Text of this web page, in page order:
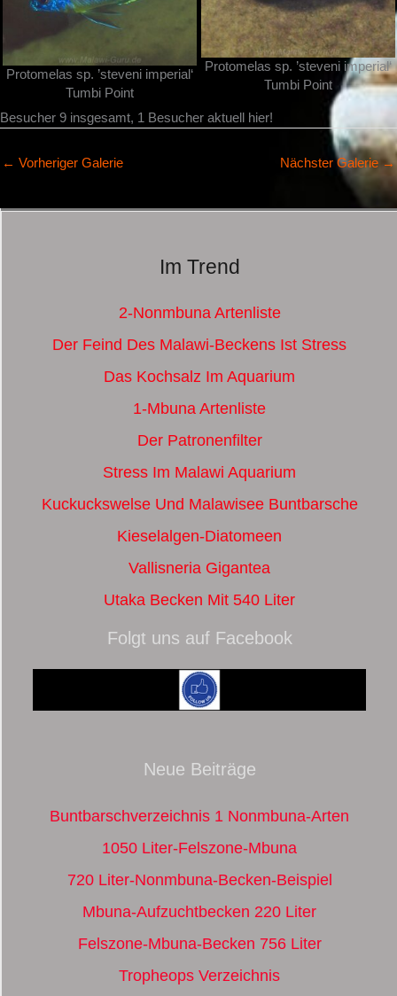
Protomelas sp. ’steveni imperial‘
Tumbi Point
Protomelas sp. ’steveni imperial‘
Tumbi Point
Besucher 9 insgesamt, 1 Besucher aktuell hier!
← Vorheriger Galerie Nächster Galerie →
Im Trend
2-Nonmbuna Artenliste
Der Feind Des Malawi-Beckens Ist Stress
Das Kochsalz Im Aquarium
1-Mbuna Artenliste
Der Patronenfilter
Stress Im Malawi Aquarium
Kuckuckswelse Und Malawisee Buntbarsche
Kieselalgen-Diatomeen
Vallisneria Gigantea
Utaka Becken Mit 540 Liter
Folgt uns auf Facebook
Neue Beiträge
Buntbarschverzeichnis 1 Nonmbuna-Arten
1050 Liter-Felszone-Mbuna
720 Liter-Nonmbuna-Becken-Beispiel
Mbuna-Aufzuchtbecken 220 Liter
Felszone-Mbuna-Becken 756 Liter
Tropheops Verzeichnis